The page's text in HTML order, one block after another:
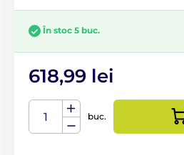
În stoc 5 buc.
618,99 lei
buc.